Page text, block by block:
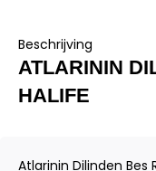
Beschrijving
ATLARININ
HALIFE
Atlarinin Dilinden Bes